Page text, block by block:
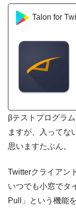
Talon for
βテストプログラ
ますが、入ってな
思いますたぶん。
Twitterクライアン
いつでも小窓でタ
Pull」という機能